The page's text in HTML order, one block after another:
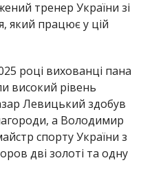
тренер України зі
який працює у цій
році вихованці пана
високий рівень
Левицький здобув
а Володимир
спорту України з
дві золоті та одну